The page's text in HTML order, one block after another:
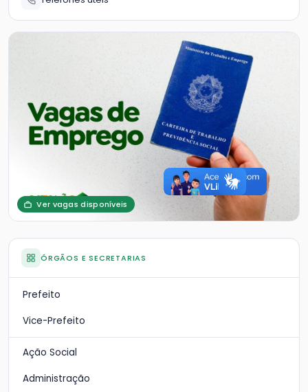
Ver vagas disponíveis
ÓRGÃOS E SECRETARIAS
Prefeito
Vice-Prefeito
Ação Social
Administração